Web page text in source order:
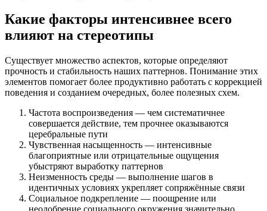
Какие факторы интенсивнее всего
влияют на стереотипы
Существует множество аспектов, которые определяют
прочность и стабильность наших паттернов. Понимание этих
элементов помогает более продуктивно работать с коррекцией
поведения и созданием очередных, более полезных схем.
Частота воспроизведения — чем систематичнее
совершается действие, тем прочнее оказываются
церебральные пути
Чувственная насыщенность — интенсивные
благоприятные или отрицательные ощущения
убыстряют выработку паттернов
Неизменность среды — выполнение шагов в
идентичных условиях укрепляет сопряжённые связи
Социальное подкрепление — поощрение или